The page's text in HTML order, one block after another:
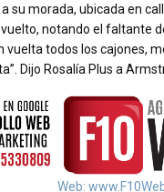
su morada, ubicada en
notando el faltante
vuelta todos los cajones,
Dijo Rosalía Plus a
Web: